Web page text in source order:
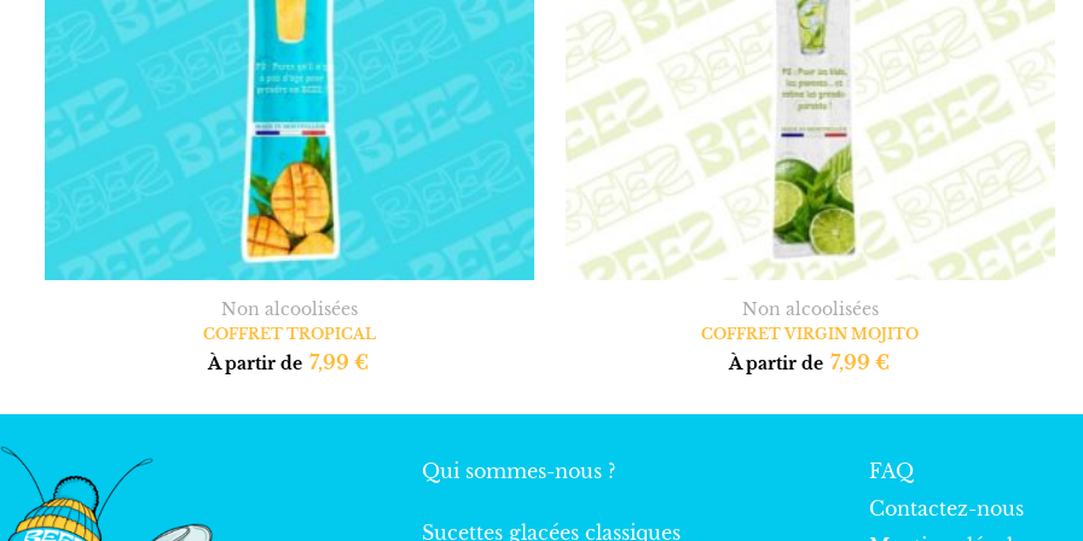
Non alcoolisées
COFFRET TROPICAL
À partir de 7,99€
Non alcoolisées
COFFRET VIRGIN MOJITO
À partir de 7,99 €
Qui sommes-nous ?
Sucettes glacées classiques
FAQ
Contactez-nous